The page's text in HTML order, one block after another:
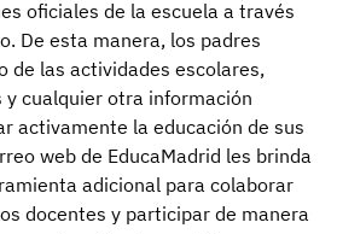
oficiales de la escuela a través
De esta manera, los padres
de las actividades escolares,
cualquier otra información
activamente la educación de sus
web de EducaMadrid les brinda
adicional para colaborar
docentes y participar de manera